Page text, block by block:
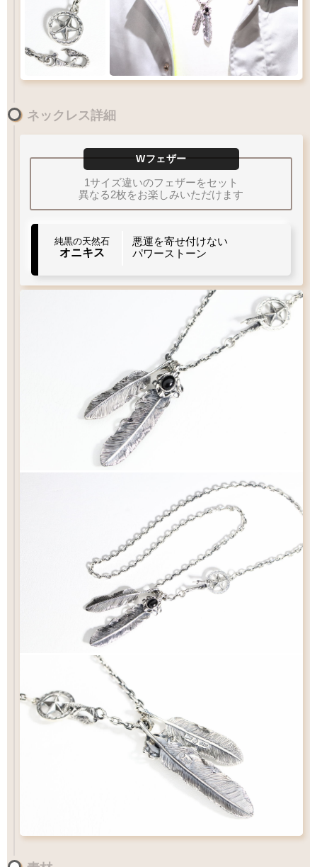
千年フェザー( L2
XL LL L
60 ×12
M
48×10
MM
左曲り 右 左 曲り 右曲り
¥15,400
スターメディスン
60 55 50cm 45 40
太目 当店標準 やや細目
mm
スターS
12 mm
イーグル
クロー
シンプル
Q&A フックチェーンの長さ
フェザーの重なり過ぎ防止に必須アイテム
ビーズサイズ
標準サイズ
ネックレス詳細
Wフェザー
1サイズ違いのフェザーをセット
異なる2枚をお楽しみいただけます
純黒の天然石
オニキス
悪運を寄せ付けない
パワーストーン